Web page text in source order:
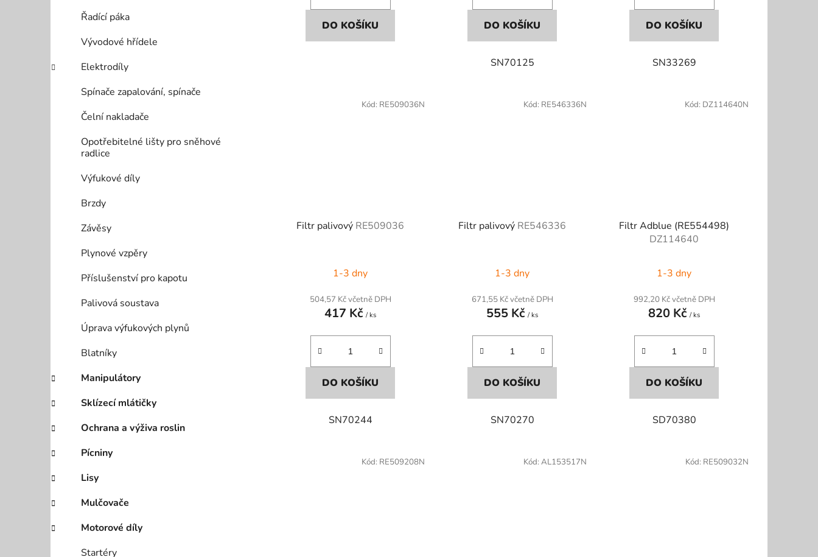
Řadící páka
Vývodové hřídele
Elektrodíly
Spínače zapalování, spínače
Čelní nakladače
Opotřebitelné lišty pro sněhové
radlice
Výfukové díly
Brzdy
Závěsy
Plynové vzpěry
Příslušenství pro kapotu
Palivová soustava
Úprava výfukových plynů
Blatníky
Manipulátory
Sklízecí mlátičky
Ochrana a výživa roslin
Pícniny
Lisy
Mulčovače
Motorové díly
Startéry
DO KOŠÍKU DO KOŠÍKU
SN70125
DO KOŠÍKU
SN33269
Filtr palivový RE509036
1-3 dny
504,57 Kč včetně DPH
417 Kč/ ks
DO KOŠÍKU
SN70244
Kód: RE509036N
Filtr palivový RE546336
1-3 dny
671,55 Kč včetně DPH
555 Kč/ ks
DO KOŠÍKU
SN70270
Kód: RE546336N
Filtr Adblue (RE554498)
DZ114640
1-3 dny
992,20 Kč včetně DPH
820 Kč/ ks
DO KOŠÍKU
SD70380
Kód: DZ114640N
Kód: RE509208N Kód: AL153517N Kód: RE509032N